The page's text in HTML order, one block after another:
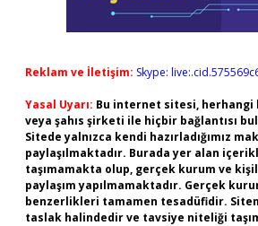
Reklam ve İletişim: Skype:
Yasal Uyarı: Bu internet sitesi, herhangi
veya şahıs şirketi ile hiçbir bağlantısı
Sitede yalnızca kendi hazırladığımız
paylaşılmaktadır. Burada yer alan
taşımamakta olup, gerçek kurum ve
paylaşım yapılmamaktadır. Gerçek
benzerlikleri tamamen tesadüfidir.
taslak halindedir ve tavsiye niteliği